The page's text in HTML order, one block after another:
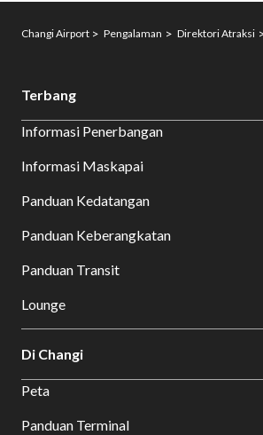
Changi Airport Pengalaman Direktori Atraksi
Terbang
Informasi Penerbangan
Informasi Maskapai
Panduan Kedatangan
Panduan Keberangkatan
Panduan Transit
Lounge
Di Changi
Peta
Panduan Terminal